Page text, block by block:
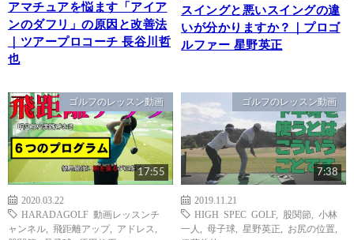
アマチュアを悩ます「アイア
ンのダフリ」の原因と改善法
｜ツアープロコーチ 長谷川哲
也
スイングと悪いスイングの違
いが分かりますか？｜プロゴ
ルファー 星野英正
ゴルフのレッスン動画
17:55
2020.03.22
HARADAGOLF 動画レッスンチ
ャンネル
飛距離アップ, アドレス
ゴルフのレッスン動画
7:38
2019.11.21
HIGH SPEC GOLF, 股関節
小林
一人
母子球 星野英正 お尻の位置